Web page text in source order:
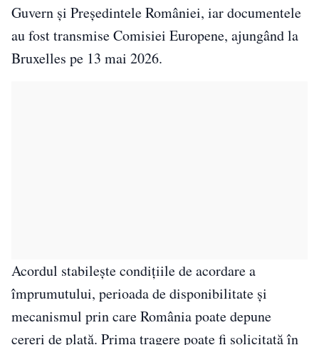
Guvern și Președintele României, iar documentele
au fost transmise Comisiei Europene, ajungând la
Bruxelles pe 13 mai 2026.
Acordul stabilește condițiile de acordare a
împrumutului, perioada de disponibilitate și
mecanismul prin care România poate depune
cereri de plată. Prima tragere poate fi solicitată în